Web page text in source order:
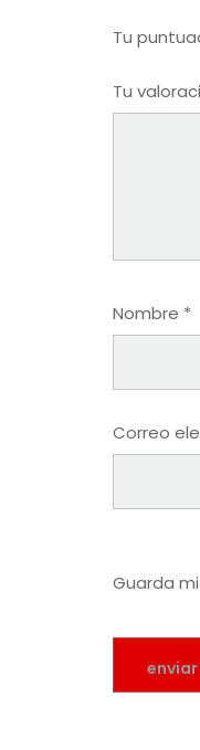
Tu
Tu
Nombre *
Correo
Guarda